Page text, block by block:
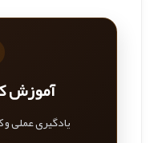
آموزش
یادگیری عملی و